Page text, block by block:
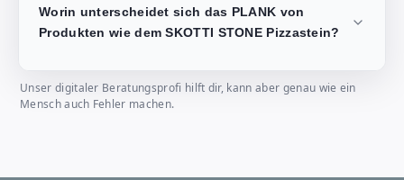
Worin unterscheidet sich das PLANK von
Produkten wie dem SKOTTI STONE Pizzastein?
Unser digitaler Beratungsprofi hilft dir, kann aber genau wie ein
Mensch auch Fehler machen.